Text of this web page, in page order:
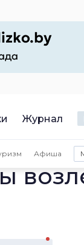
Журнал
Афиша